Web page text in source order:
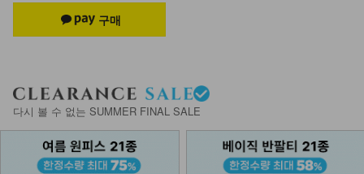
다시 볼 수 없는 SUMMER FINAL SALE